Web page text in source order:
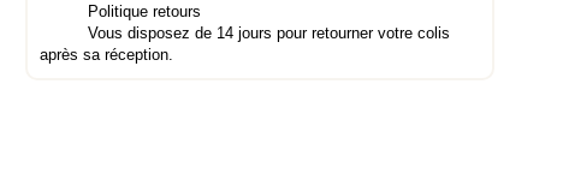
Politique retours
Vous disposez de 14 jours pour retourner votre colis
après sa réception.